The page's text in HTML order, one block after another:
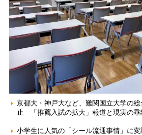
京都大・神戸大など、難関国立大学の
止 「推薦入試の拡大」報道と現実の乖
小学生に人気の「シール流通事情」に